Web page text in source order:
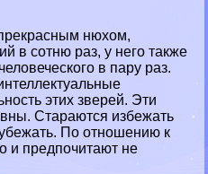
нюхом,
в сотню раз, у него также
в пару раз.
этих зверей. Эти
Стараются избежать
По отношению к
и предпочитают не